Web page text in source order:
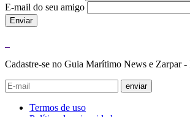
E-mail do seu amigo
Enviar
Cadastre-se no Guia Marítimo News e Zarpar -
enviar
Termos de uso